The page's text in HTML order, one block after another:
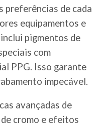
preferências de cada
equipamentos e
pigmentos de
com
PPG. Isso garante
impecável.
avançadas de
cromo e efeitos